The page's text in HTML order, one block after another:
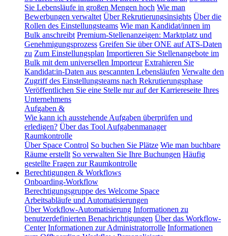
Sie Lebensläufe in großen Mengen hoch Wie man
Bewerbungen verwaltet Über Rekrutierungsinsights Über die
Rollen des Einstellungsteams Wie man Kandidat/innen im
Bulk anschreibt Premium-Stellenanzeigen: Marktplatz und
Genehmigungsprozess Greifen Sie über ONE auf ATS-Daten
zu Zum Einstellungsplan Importieren Sie Stellenangebote im
Bulk mit dem universellen Importeur Extrahieren Sie
Kandidat:in-Daten aus gescannten Lebensläufen Verwalte den
Zugriff des Einstellungsteams nach Rekrutierungsphase
Veröffentlichen Sie eine Stelle nur auf der Karriereseite Ihres
Unternehmens
Aufgaben &
Wie kann ich ausstehende Aufgaben überprüfen und
erledigen? Über das Tool Aufgabenmanager
Raumkontrolle
Über Space Control So buchen Sie Plätze Wie man buchbare
Räume erstellt So verwalten Sie Ihre Buchungen Häufig
gestellte Fragen zur Raumkontrolle
Berechtigungen & Workflows
Onboarding-Workflow
Berechtigungsgruppe des Welcome Space
Arbeitsabläufe und Automatisierungen
Über Workflow-Automatisierung Informationen zu
benutzerdefinierten Benachrichtigungen Über das Workflow-
Center Informationen zur Administratorrolle Informationen